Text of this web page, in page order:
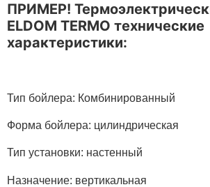
ПРИМЕР!
ELDOM TERMO технические
характеристики:
Тип бойлера: Комбинированный
Форма бойлера: цилиндрическая
Тип установки: настенный
Назначение: вертикальная